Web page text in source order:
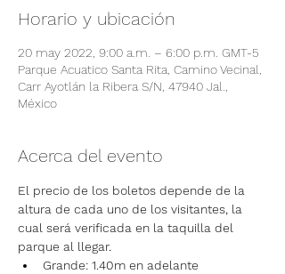
Horario y ubicación
20 may 2022, 9:00 a.m. – 6:00 p.m. GMT-5
Parque Acuatico Santa Rita, Camino Vecinal,
Carr Ayotlán la Ribera S/N, 47940 Jal.,
México
Acerca del evento
El precio de los boletos depende de la
altura de cada uno de los visitantes, la
cual será verificada en la taquilla del
parque al llegar.
Grande: 1.40m en adelante